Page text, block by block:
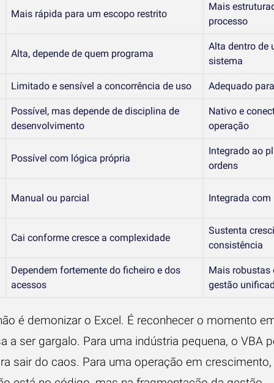
Mais rápida para um escopo restrito
Mais
processo
Alta, depende de quem programa
Alta dentro de
sistema
Limitado e sensível a concorrência de uso Adequado
Possível, mas depende de disciplina de
desenvolvimento
Nativo e
operação
Possível com lógica própria
Integrado ao
ordens
Manual ou parcial Integrada
Cai conforme cresce a complexidade
Sustenta
consistência
Dependem fortemente do ficheiro e dos
acessos
Mais robustas
gestão
é demonizar o Excel. É reconhecer o momento
a ser gargalo. Para uma indústria pequena, o VBA
sair do caos. Para uma operação em